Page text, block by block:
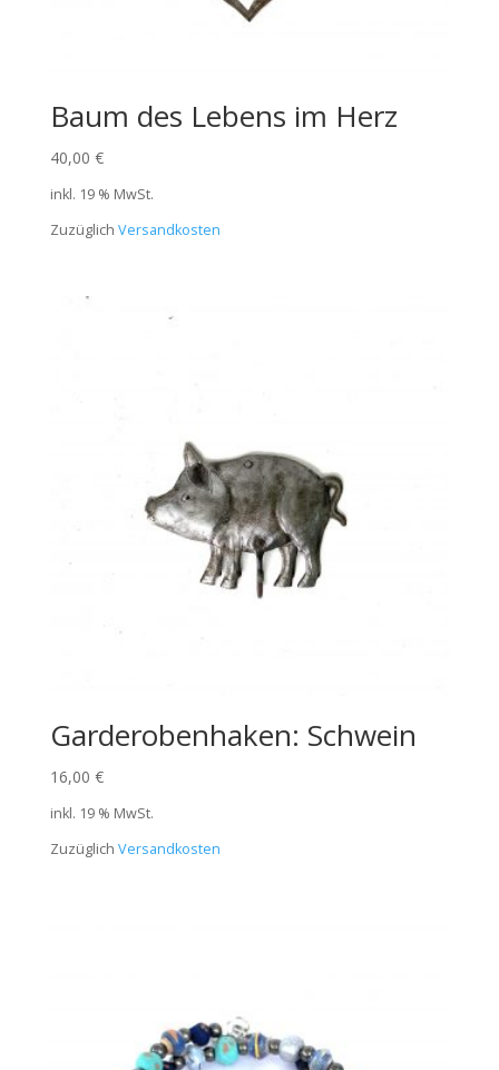
Baum des Lebens im Herz
40,00 €
inkl. 19 % MwSt.
Zuzüglich Versandkosten
Garderobenhaken: Schwein
16,00 €
inkl. 19 % MwSt.
Zuzüglich Versandkosten